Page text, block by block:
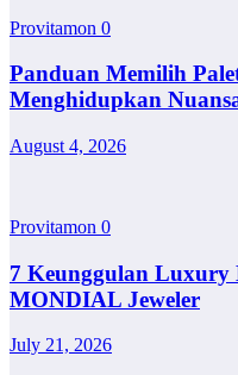
Provitamon 0
Panduan Memilih
Menghidupkan
August 4, 2026
Provitamon 0
7 Keunggulan Luxury
MONDIAL Jeweler
July 21, 2026